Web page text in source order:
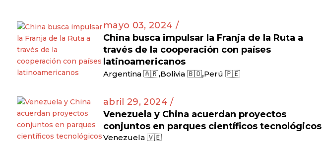
mayo 03, 2024 /
China busca impulsar la Franja de la Ruta a
través de la cooperación con países
latinoamericanos
Argentina 🇦🇷,Bolivia 🇧🇴,Perú 🇵🇪
abril 29, 2024 /
Venezuela y China acuerdan proyectos
conjuntos en parques científicos tecnológicos
Venezuela 🇻🇪